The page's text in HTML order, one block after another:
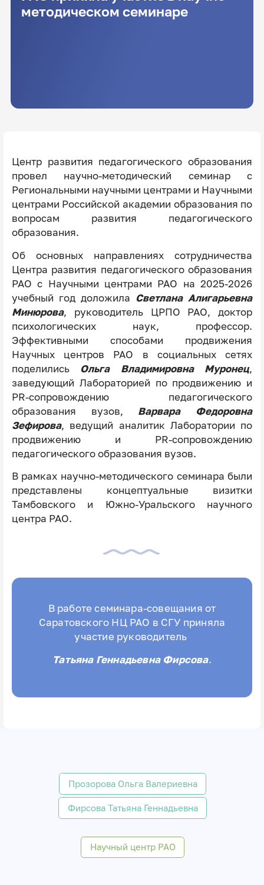
методическом семинаре
Центр развития педагогического образования
провел научно-методический семинар с
Региональными научными центрами и Научными
центрами Российской академии образования по
вопросам развития педагогического
образования.
Об основных направлениях сотрудничества
Центра развития педагогического образования
РАО с Научными центрами РАО на 2025-2026
учебный год доложила Светлана Алигарьевна
Минюрова, руководитель ЦРПО РАО, доктор
психологических наук, профессор.
Эффективными способами продвижения
Научных центров РАО в социальных сетях
поделились Ольга Владимировна Муронец,
заведующий Лабораторией по продвижению и
PR-сопровождению педагогического
образования вузов, Варвара Федоровна
Зефирова, ведущий аналитик Лаборатории по
продвижению и PR-сопровождению
педагогического образования вузов.
В рамках научно-методического семинара были
представлены концептуальные визитки
Тамбовского и Южно-Уральского научного
центра РАО.
В работе семинара-совещания от
Саратовского НЦ РАО в СГУ приняла
участие руководитель
Татьяна Геннадьевна Фирсова.
Прозорова Ольга Валериевна
Фирсова Татьяна Геннадьевна
Научный центр РАО